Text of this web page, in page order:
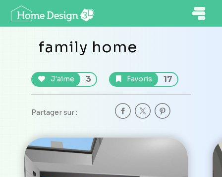
family home
J'aime 3 Favoris 17
Partager sur :